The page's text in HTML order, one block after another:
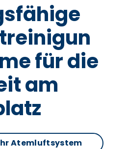
für die
am
Atemluftsystem